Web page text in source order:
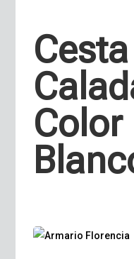
Cesta
Color